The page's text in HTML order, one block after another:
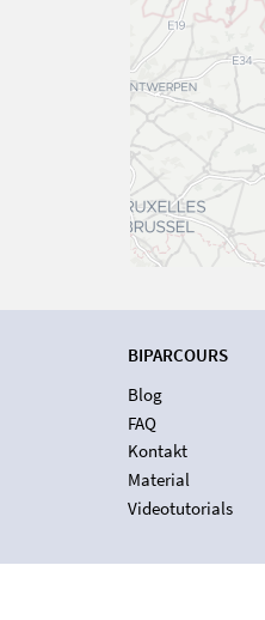
BIPARCOURS
Blog
FAQ
Kontakt
Material
Videotutorials